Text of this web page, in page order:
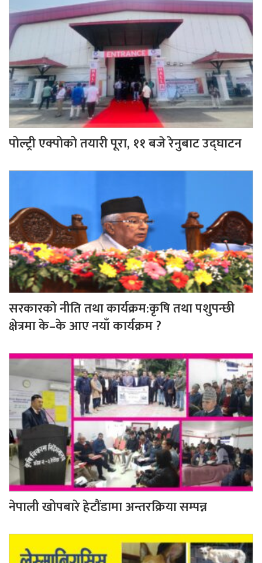
पोल्ट्री एक्पोको तयारी पूरा, ११ बजे रेनुबाट उद्घाटन
सरकारको नीति तथा कार्यक्रम:कृषि तथा पशुपन्छी
क्षेत्रमा के–के आए नयाँ कार्यक्रम ?
नेपाली खोपबारे हेटौंडामा अन्तरक्रिया सम्पन्न